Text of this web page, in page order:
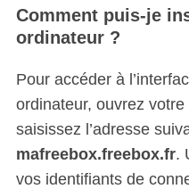
Comment puis-je
ordinateur ?
Pour accéder à
ordinateur, ouvrez
saisissez l’adresse
mafreebox.freebox.fr.
vos identifiants de